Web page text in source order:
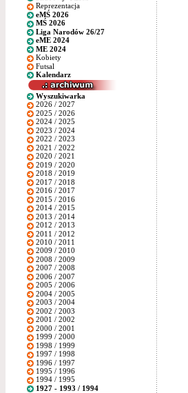
Reprezentacja
eMŚ 2026
MŚ 2026
Liga Narodów 26/27
eME 2024
ME 2024
Kobiety
Futsal
Kalendarz
Wyszukiwarka
2026 / 2027
2025 / 2026
2024 / 2025
2023 / 2024
2022 / 2023
2021 / 2022
2020 / 2021
2019 / 2020
2018 / 2019
2017 / 2018
2016 / 2017
2015 / 2016
2014 / 2015
2013 / 2014
2012 / 2013
2011 / 2012
2010 / 2011
2009 / 2010
2008 / 2009
2007 / 2008
2006 / 2007
2005 / 2006
2004 / 2005
2003 / 2004
2002 / 2003
2001 / 2002
2000 / 2001
1999 / 2000
1998 / 1999
1997 / 1998
1996 / 1997
1995 / 1996
1994 / 1995
1927 - 1993 / 1994